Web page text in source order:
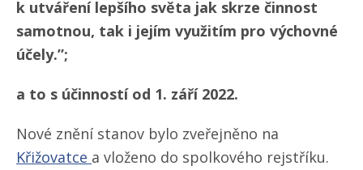
k utváření lepšího světa jak skrze činnost
samotnou, tak i jejím využitím pro výchovné
účely.”;
a to s účinností od 1. září 2022.
Nové znění stanov bylo zveřejněno na
Křižovatce a vloženo do spolkového rejstříku.